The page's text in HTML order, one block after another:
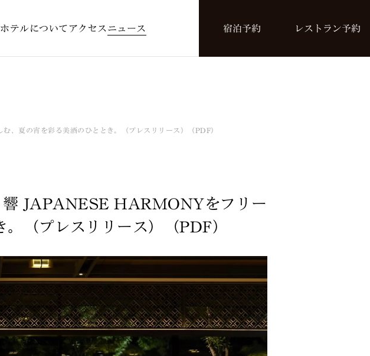
ホテルについてアクセス ニュース 宿泊予約 レストラン予約
夏の宵を彩る美酒のひととき。（プレスリリース）（PDF）
JAPANESE HARMONYをフリー
（プレスリリース）（PDF）